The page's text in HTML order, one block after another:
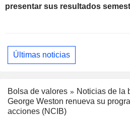
presentar sus resultados
Últimas noticias
Bolsa de valores
Noticias de la
George Weston renueva su
acciones (NCIB)